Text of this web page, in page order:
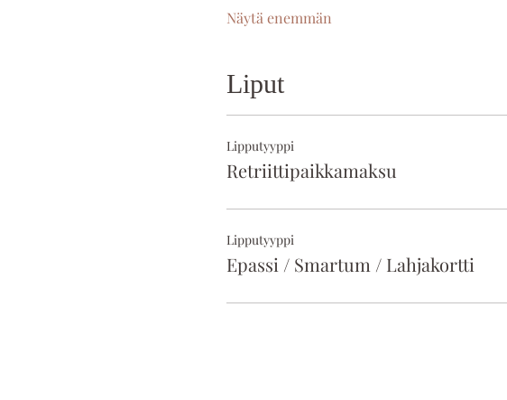
Näytä enemmän
Liput
Lipputyyppi
Retriittipaikkamaksu
Lipputyyppi
Epassi / Smartum / Lahjakortti